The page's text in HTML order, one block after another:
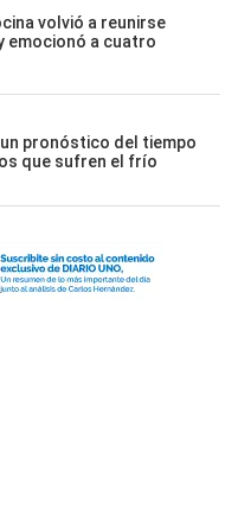
volvió a reunirse
emocionó a cuatro
un pronóstico del tiempo
que sufren el frío